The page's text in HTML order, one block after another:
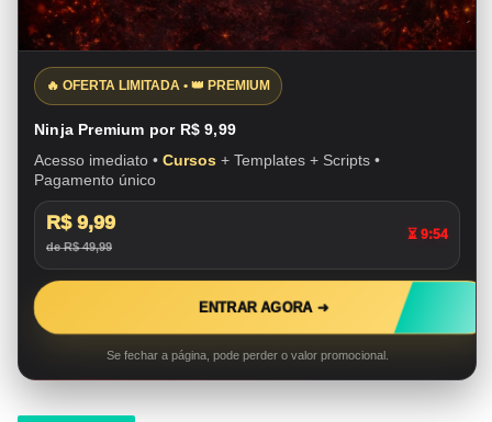
🔥 OFERTA LIMITADA • 👑 PREMIUM
Ninja Premium por R$ 9,99
Acesso imediato • Cursos + Templates + Scripts •
Pagamento único
R$ 9,99
de R$ 49,99
⏳ 9:53
ENTRAR AGORA ➜
Se fechar a página, pode perder o valor promocional.